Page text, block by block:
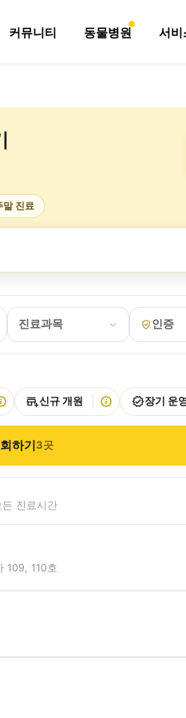
커뮤니티 동물병원 서비
말 진료
진료과목 인증
신규 개원 장기 운
하기3곳
든 진료시간
109, 110호